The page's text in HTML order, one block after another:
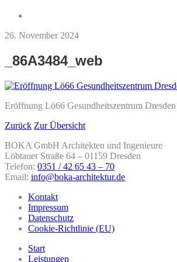
26. November 2024
_86A3484_web
Eröffnung Lö66 Gesundheitszentrum Dresden
Zurück Zur Übersicht
BOKA GmbH Architekten und Ingenieure
Löbtauer Straße 64 – 01159 Dresden
Telefon: 0351 / 42 65 43 – 70
Email: info@boka-architektur.de
Kontakt
Impressum
Datenschutz
Cookie-Richtlinie (EU)
Start
Leistungen